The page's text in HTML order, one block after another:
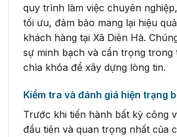
quy trình làm việc chuyên
tối ưu, đảm bảo mang lại hiệu
khách hàng tại Xã Diên Hà.
sự minh bạch và cẩn trọng trong
chìa khóa để xây dựng lòng tin.
Kiểm tra và đánh giá hiện trạng
Trước khi tiến hành bất kỳ công
đầu tiên và quan trọng nhất của